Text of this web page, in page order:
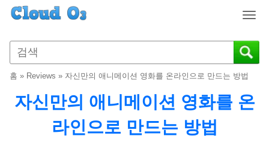
T
g
g
n
a
홈 » Reviews » 자신만의 애니메이션 영화를 온라인으로 만드는 방법
자신만의 애니메이션 영화를 온
라인으로 만드는 방법